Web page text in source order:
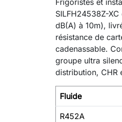
SILFH24538Z-
dB(A) à 10m),
résistance de
cadenassable.
groupe ultra
distribution, CHR
Fluide
R452A